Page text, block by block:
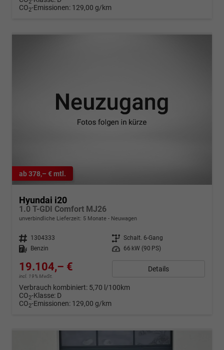
2
CO2-Emissionen: 129,00 g/km
ab 378,– € mtl.
Hyundai i20
1.0 T-GDI Comfort MJ26
unverbindliche Lieferzeit: 5 Monate Neuwagen
Fahrzeugnr. 1304333 Getriebe Schalt. 6-Gang
Kraftstoff
Benzin Leistung 66 kW (90 PS)
19.104,– €
incl. 19% MwSt.
Details
Verbrauch kombiniert: 5,70 l/100km
CO2-Klasse: D
CO2-Emissionen: 129,00 g/km